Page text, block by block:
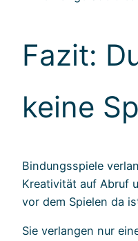
Fazit:
keine
Bindungsspiele
Kreativität auf Abruf
vor dem Spielen da
Sie verlangen nur